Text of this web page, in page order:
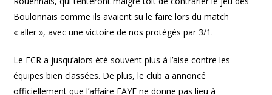
Boulonnais comme ils avaient su le faire lors du match
« aller », avec une victoire de nos protégés par 3/1.
Le FCR a jusqu’alors été souvent plus à l’aise contre les
équipes bien classées. De plus, le club a annoncé
officiellement que l’affaire FAYE ne donne pas lieu à